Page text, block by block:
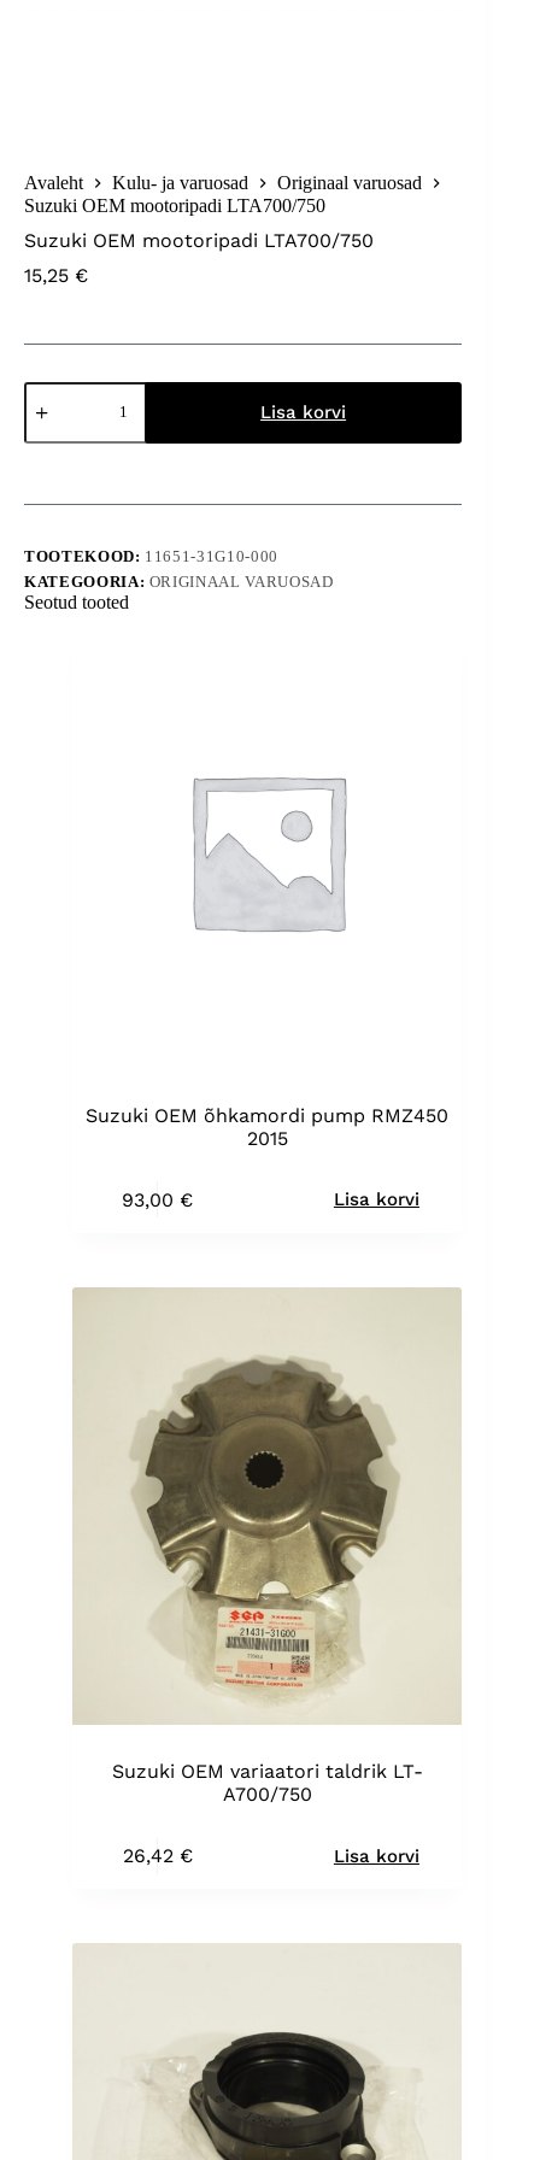
Avaleht Kulu- ja varuosad
Originaal varuosad
Suzuki OEM mootoripadi LTA700/750
Suzuki OEM mootoripadi LTA700/750
15,25 €
Suzuki
OEM
Lisa korvi
TOOTEKOOD: 11651-31G10-000
KATEGOORIA: ORIGINAAL VARUOSAD
Seotud tooted
Suzuki OEM õhkamordi pump RMZ450
2015
93,00 € Lisa korvi
Suzuki OEM variaatori taldrik LT-
A700/750
26,42 € Lisa korvi